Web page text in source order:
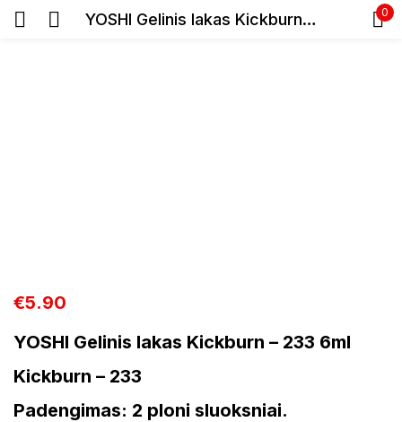
YOSHI Gelinis lakas Kickburn – 233 6ml 0
€5.90
YOSHI Gelinis lakas Kickburn – 233 6ml
Kickburn – 233
Padengimas: 2 ploni sluoksniai.
Registracija